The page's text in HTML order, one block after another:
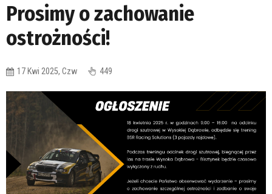
Prosimy o zachowanie
ostrożności!
17 Kwi 2025, Czw 449